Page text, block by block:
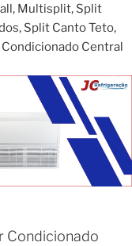
Multisplit, Split
Split Canto Teto,
Central
Condicionado